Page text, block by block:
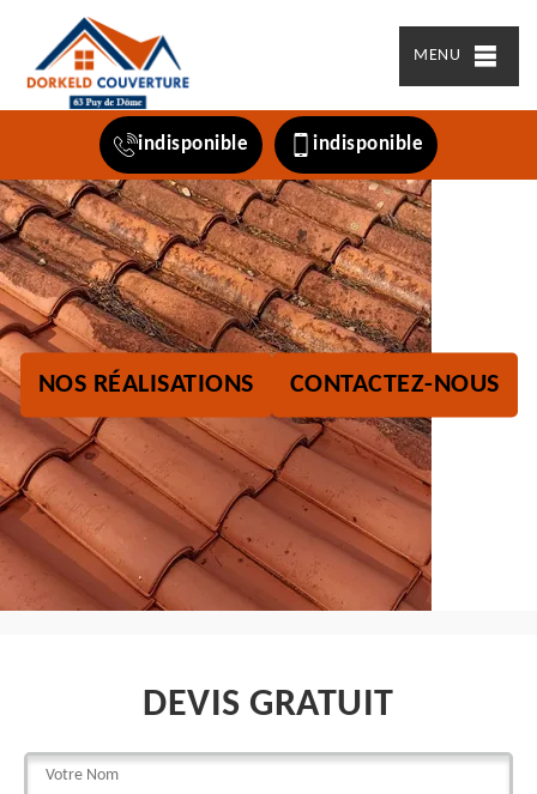
MENU
indisponible indisponible
NOS RÉALISATIONS CONTACTEZ-NOUS
DEVIS GRATUIT